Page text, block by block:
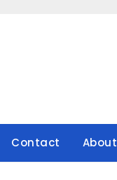
Contact About